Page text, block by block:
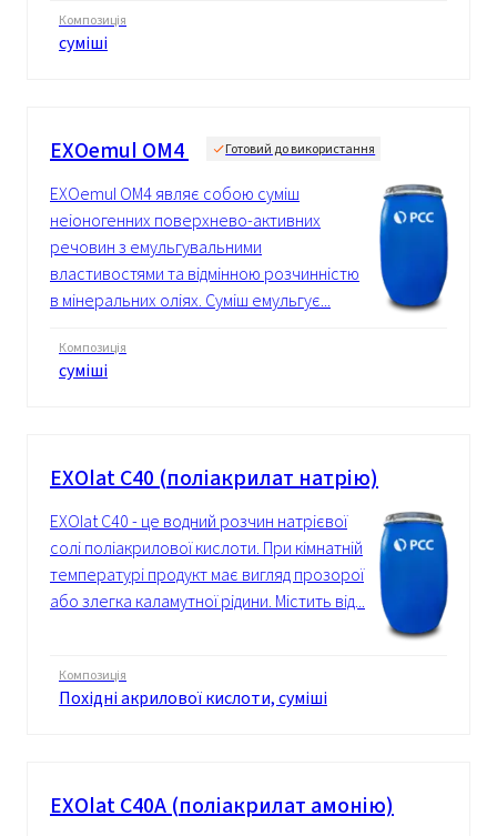
Композиція
суміші
EXOemul OM4 Готовий до використання
EXOemul OM4 являє собою суміш
неіоногенних поверхнево-активних
речовин з емульгувальними
властивостями та відмінною розчинністю
в мінеральних оліях. Суміш емульгує...
Композиція
суміші
EXOlat C40 (поліакрилат натрію)
EXOlat C40 - це водний розчин натрієвої
солі поліакрилової кислоти. При кімнатній
температурі продукт має вигляд прозорої
або злегка каламутної рідини. Містить від...
Композиція
Похідні акрилової кислоти, суміші
EXOlat C40A (поліакрилат амонію)